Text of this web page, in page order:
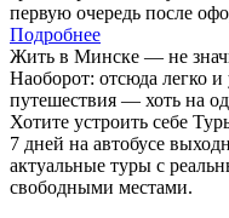
первую очередь после
Подробнее
Жить в Минске — не
Наоборот: отсюда легко
путешествия — хоть на
Хотите устроить себе
7 дней на автобусе
актуальные туры с
свободными местами.